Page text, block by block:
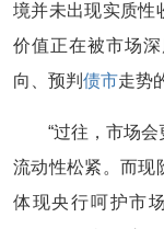
境并未出现实质性
价值正在被市场
向、预判 债市走势
“过往，市场
流动性松紧。而现
体现央行呵护市